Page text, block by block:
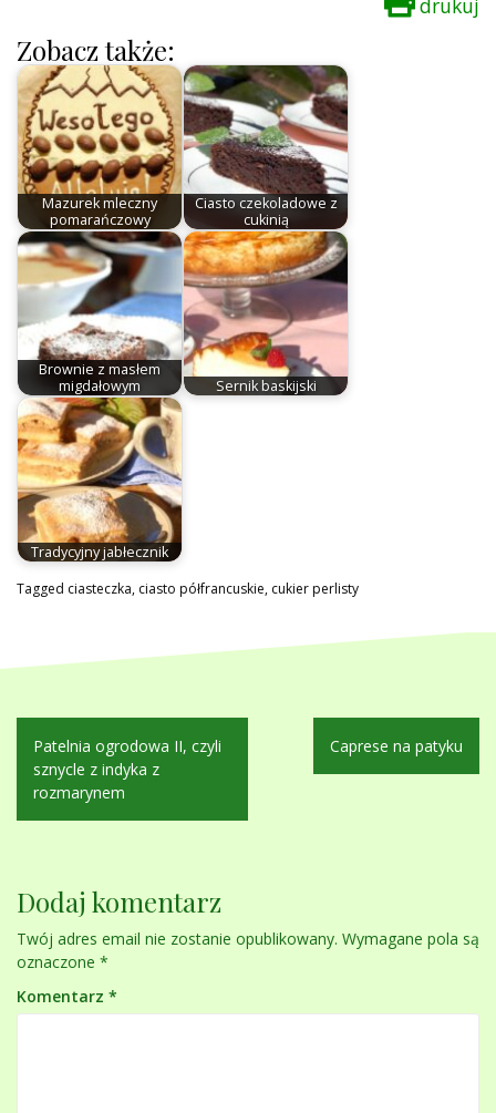
drukuj
Zobacz także:
Mazurek mleczny
pomarańczowy
Ciasto czekoladowe z
cukinią
Brownie z masłem
migdałowym
Sernik baskijski
Tradycyjny jabłecznik
Tagged ciasteczka, ciasto półfrancuskie, cukier perlisty
Nawigacja
wpisu
Patelnia ogrodowa II, czyli
sznycle z indyka z
rozmarynem
Caprese na patyku
Dodaj komentarz
Twój adres email nie zostanie opublikowany. Wymagane pola są
oznaczone *
Komentarz *